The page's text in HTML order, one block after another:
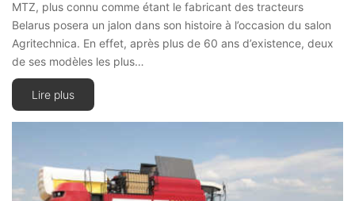
MTZ, plus connu comme étant le fabricant des tracteurs
Belarus posera un jalon dans son histoire à l’occasion du salon
Agritechnica. En effet, après plus de 60 ans d’existence, deux
de ses modèles les plus…
Lire plus